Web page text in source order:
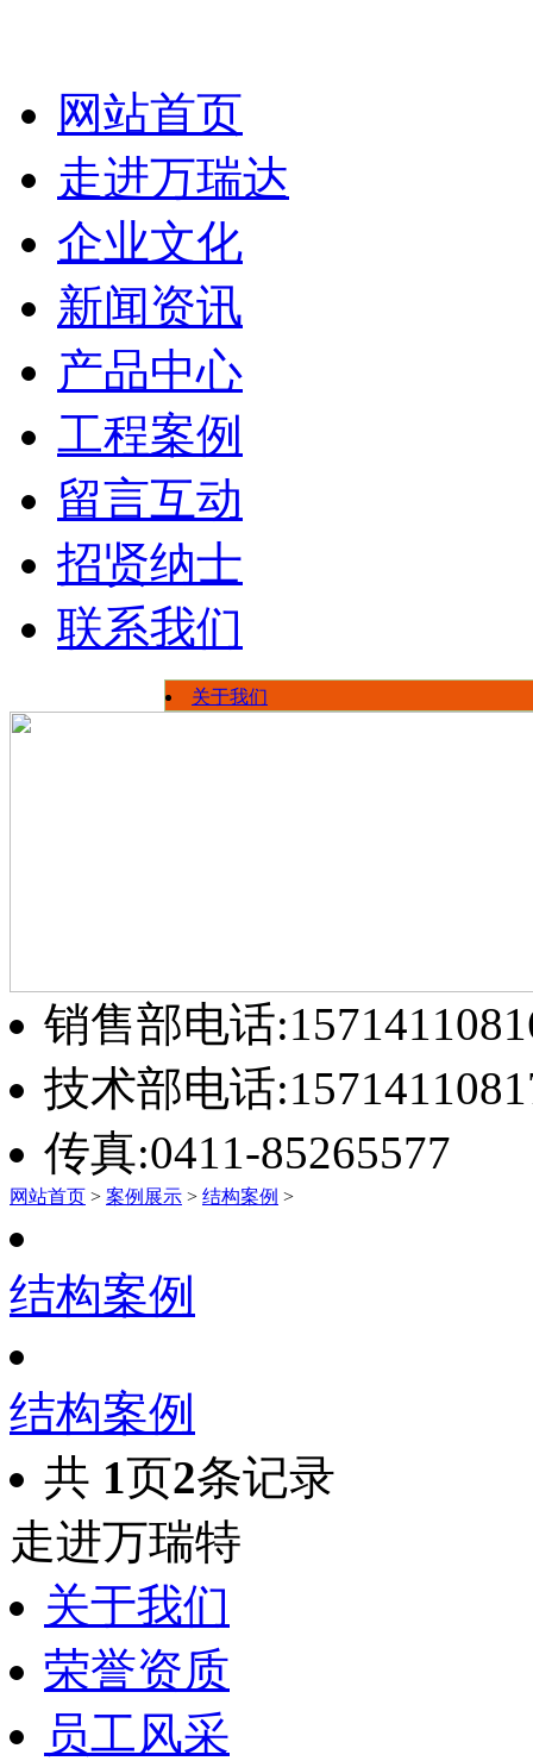
网站首页
走进万瑞达
企业文化
新闻资讯
产品中心
工程案例
留言互动
招贤纳士
联系我们
关于我们
销售部电话
技术部电话
传真:0411-85265577
网站首页 > 案例展示 > 结构案例 >
结构案例
结构案例
共 1页2条记录
走进万瑞特
关于我们
荣誉资质
员工风采